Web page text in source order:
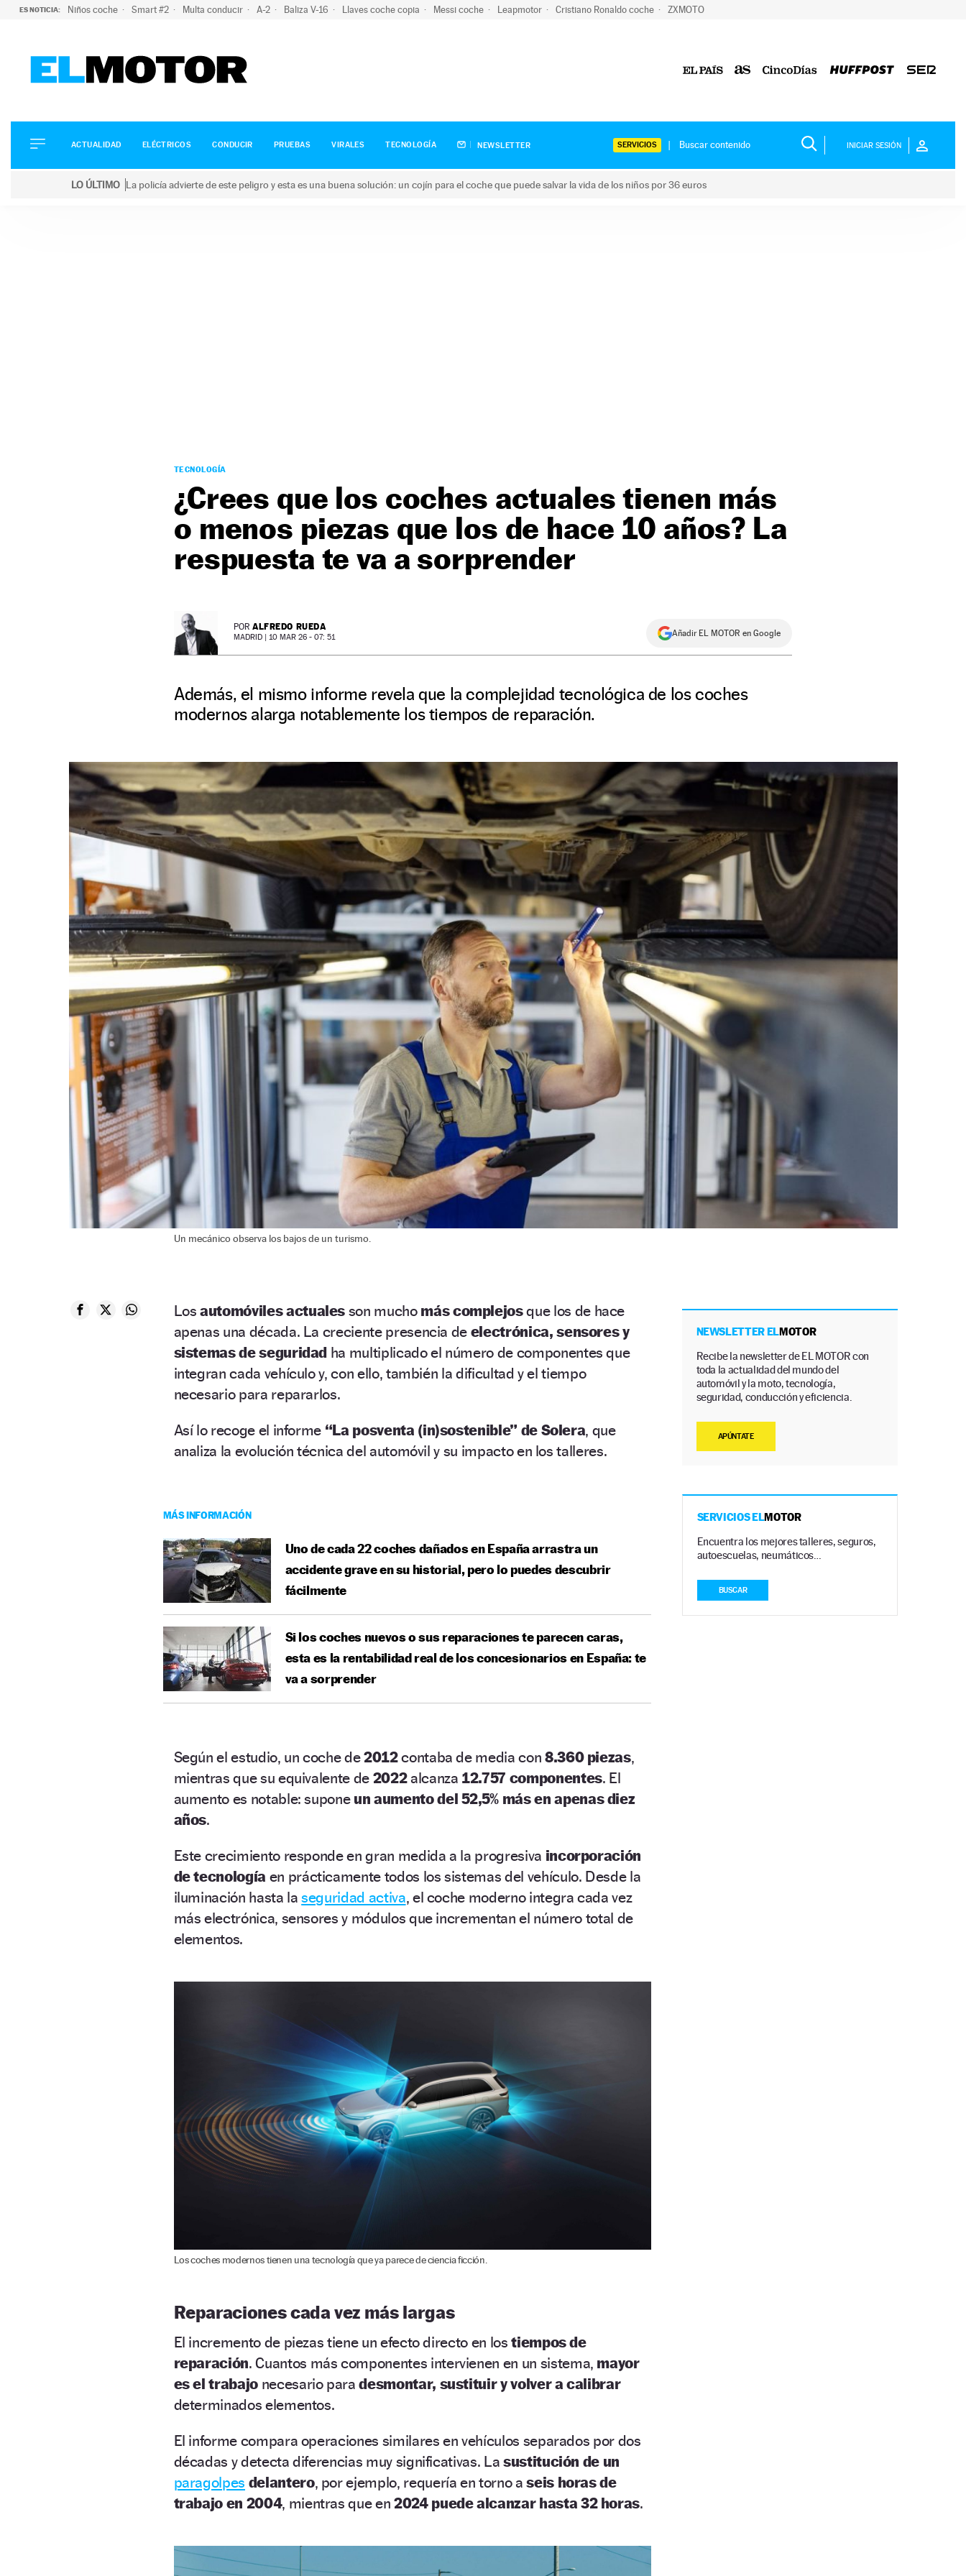
ES NOTICIA: Niños coche Smart #2 Multa conducir A-2 Baliza V-16 Llaves coche copia Messi coche Leapmotor Cristiano Ronaldo coche ZXMOTO
ELÉCTRICOS
CONDUCIR
ACTUALIDAD ELÉCTRICOS CONDUCIR PRUEBAS VIRALES TECNOLOGÍA NEWSLETTER SERVICIOS INICIAR SESIÓN
LO ÚLTIMO La policía advierte de este peligro y esta es una buena solución: un cojín para el coche que puede salvar la vida de los niños por 36 euros
TECNOLOGÍA
¿Crees que los coches actuales tienen más
o menos piezas que los de hace 10 años? La
respuesta te va a sorprender
POR ALFREDO RUEDA
MADRID | 10 MAR 26 - 07: 51 Añadir EL MOTOR en Google
Además, el mismo informe revela que la complejidad tecnológica de los coches
modernos alarga notablemente los tiempos de reparación.
Un mecánico observa los bajos de un turismo.
Los automóviles actuales son mucho más complejosque los de hace
apenas una década. La creciente presencia de electrónica, sensores y
sistemas de seguridad ha multiplicado el número de componentes que
integran cada vehículo y, con ello, también la dificultad y el tiempo
necesario para repararlos.
Así lo recoge el informe “La posventa (in)sostenible” de Solera, que
analiza la evolución técnica del automóvil y su impacto en los talleres.
MÁS INFORMACIÓN
Uno de cada 22 coches dañados en España arrastra un
accidente grave en su historial, pero lo puedes descubrir
fácilmente
Si los coches nuevos o sus reparaciones te parecen caras,
esta es la rentabilidad real de los concesionarios en España: te
va a sorprender
Según el estudio, un coche de2012contaba de media con 8.360 piezas,
mientras que su equivalente de 2022alcanza 12.757 componentes. El
aumento es notable: supone un aumento del 52,5% más en apenas diez
años.
Este crecimiento responde en gran medida a la progresiva incorporación
de tecnología en prácticamente todos los sistemas del vehículo. Desde la
iluminación hasta laseguridad activa, el coche moderno integra cada vez
más electrónica, sensores y módulos que incrementan el número total de
elementos.
Los coches modernos tienen una tecnología que ya parece de ciencia ficción.
Reparaciones cada vez más largas
El incremento de piezas tiene un efecto directo en lostiempos de
reparación. Cuantos más componentes intervienen en un sistema, mayor
es el trabajonecesario paradesmontar, sustituir y volver a calibrar
determinados elementos.
El informe compara operaciones similares en vehículos separados por dos
décadas y detecta diferencias muy significativas. La sustitución de un
paragolpes delantero, por ejemplo, requería en torno aseis horas de
trabajo en 2004, mientras que en 2024 puede alcanzar hasta 32 horas.
NEWSLETTER ELMOTOR
Recibe la newsletter de EL MOTOR con
toda la actualidad del mundo del
automóvil y la moto, tecnología,
seguridad, conducción y eficiencia.
APÚNTATE
SERVICIOS ELMOTOR
Encuentra los mejores talleres, seguros,
autoescuelas, neumáticos…
BUSCAR